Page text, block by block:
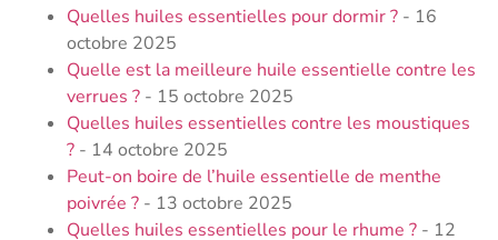
Quelles huiles essentielles pour dormir​ ? - 16
octobre 2025
Quelle est la meilleure huile essentielle contre les
verrues​ ? - 15 octobre 2025
Quelles huiles essentielles contre les moustiques​
? - 14 octobre 2025
Peut-on boire de l’huile essentielle de menthe
poivrée ?​ - 13 octobre 2025
Quelles huiles essentielles pour le rhume​ ? - 12